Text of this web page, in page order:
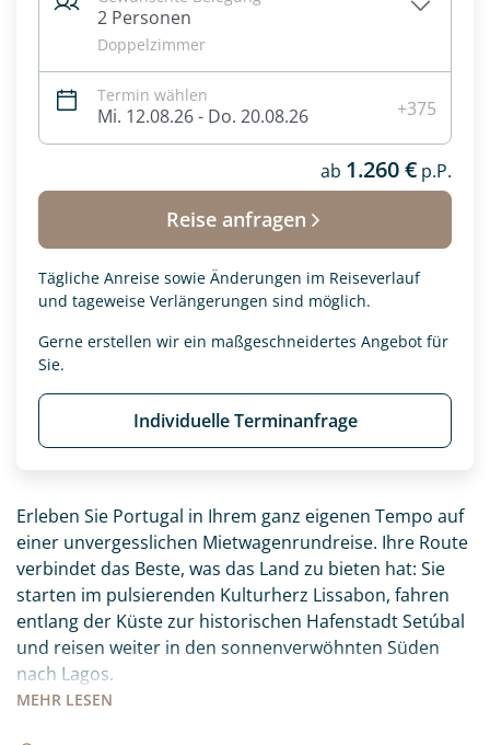
2 Personen
Doppelzimmer
Termin wählen
Mi. 12.08.26 - Do. 20.08.26 +375
ab 1.260 € p.P.
Reise anfragen
Tägliche Anreise sowie Änderungen im Reiseverlauf
und tageweise Verlängerungen sind möglich.
Gerne erstellen wir ein maßgeschneidertes Angebot für
Sie.
Individuelle Terminanfrage
MEHR LESEN
Erleben Sie Portugal in Ihrem ganz eigenen Tempo auf
einer unvergesslichen Mietwagenrundreise. Ihre Route
verbindet das Beste, was das Land zu bieten hat: Sie
starten im pulsierenden Kulturherz Lissabon, fahren
entlang der Küste zur historischen Hafenstadt Setúbal
und reisen weiter in den sonnenverwöhnten Süden
nach Lagos.
Datenschutz & Transparenz ist uns sehr wichtig!
Die Anfrage wird via SSL verschlüsselt an unseren Server
geschickt. Mit Absenden des Formulars, erklären Sie, dass
Widerrufhinweisezur
Kenntnis genommen und akzeptiert haben.